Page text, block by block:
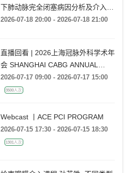
下肺动脉完全闭塞病因分析及介入开
通技巧
2026-07-18 20:00 - 2026-07-18 21:00
直播回看 | 2026上海冠脉外科学术年
会 SHANGHAI CABG ANNUAL
CONFERENCE
2026-07-17 09:00 - 2026-07-17 15:00
3500人次
Webcast 丨ACE PCI PROGRAM
2026-07-15 17:30 - 2026-07-15 18:30
1301人次